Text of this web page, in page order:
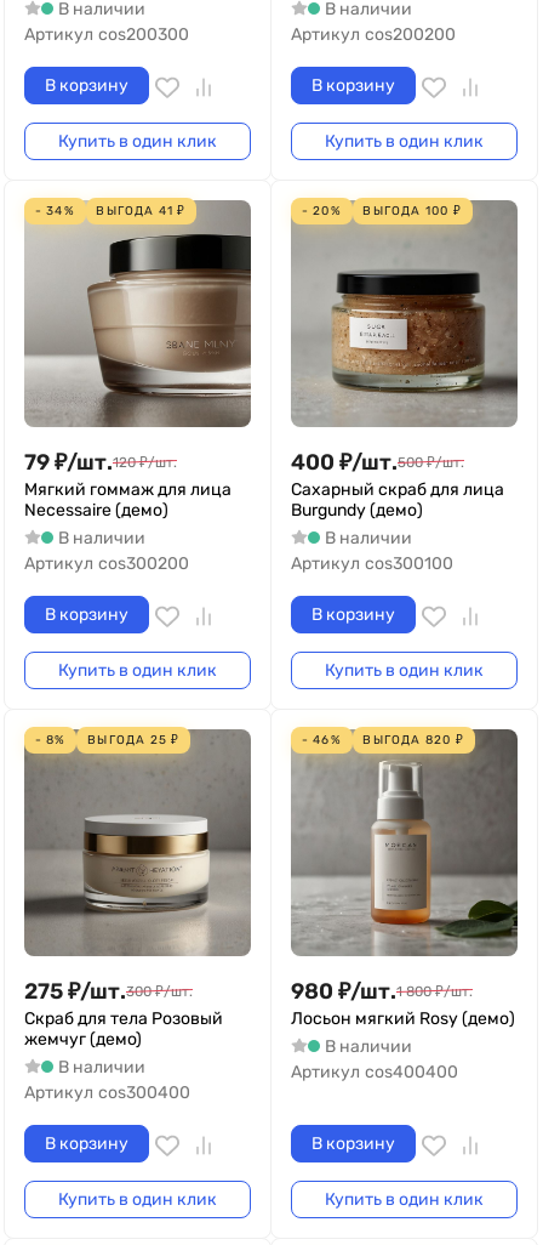
В наличии
Артикул cos200300
В корзину
Купить в один клик
В наличии
Артикул cos200200
В корзину
Купить в один клик
- 34% ВЫГОДА 41 ₽
79₽/шт.120 ₽/шт.
Мягкий гоммаж для лица
Necessaire (демо)
В наличии
Артикул cos300200
В корзину
Купить в один клик
- 20% ВЫГОДА 100 ₽
400 ₽/шт.500 ₽/шт.
Сахарный скраб для лица
Burgundy (демо)
В наличии
Артикул cos300100
В корзину
Купить в один клик
- 8% ВЫГОДА 25 ₽
275₽/шт.300 ₽/шт.
Скраб для тела Розовый
жемчуг (демо)
В наличии
Артикул cos300400
В корзину
Купить в один клик
- 46% ВЫГОДА 820 ₽
980 ₽/шт.1 800 ₽/шт.
Лосьон мягкий Rosy (демо)
В наличии
Артикул cos400400
В корзину
Купить в один клик